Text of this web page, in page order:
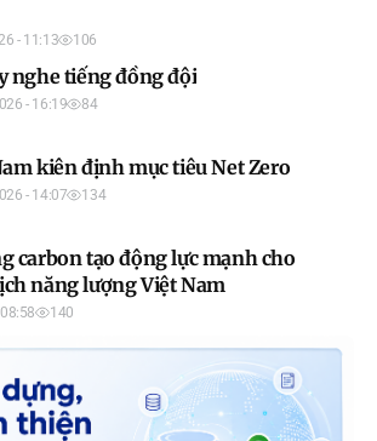
- 11:13 106
nghe tiếng đồng đội
- 16:19 84
kiên định mục tiêu Net Zero
- 14:07 134
carbon tạo động lực mạnh cho
năng lượng Việt Nam
140